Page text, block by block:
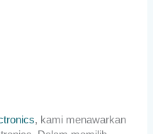
, kami menawarkan